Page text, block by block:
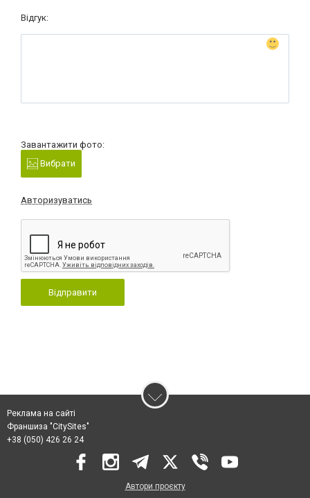
Відгук:
Завантажити фото:
Вибрати
Авторизуватись
Відправити
Реклама на сайті
Франшиза "CitySites"
+38 (050) 426 26 24
Автори проєкту